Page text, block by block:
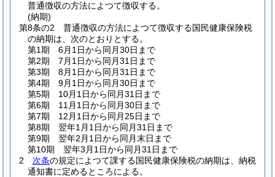
普通徴収の方法によつて徴収する。
(納期)
第8条の2
普通徴収の方法によつて徴収する国民健康保険税
の納期は、次のとおりとする。
第1期 6月1日から同月30日まで
第2期 7月1日から同月31日まで
第3期 8月1日から同月31日まで
第4期 9月1日から同月30日まで
第5期 10月1日から同月31日まで
第6期 11月1日から同月30日まで
第7期 12月1日から同月25日まで
第8期 翌年1月1日から同月31日まで
第9期 翌年2月1日から同月末日まで
第10期 翌年3月1日から同月31日まで
2
次条の規定によつて課する国民健康保険税の納期は、納税
通知書に定めるところによる。